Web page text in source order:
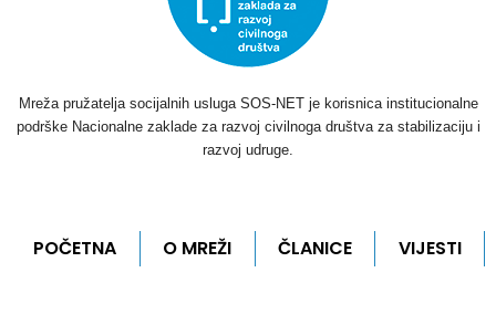
Mreža pružatelja socijalnih usluga SOS-NET je korisnica institucionalne
podrške Nacionalne zaklade za razvoj civilnoga društva za stabilizaciju i
razvoj udruge.
POČETNA O MREŽI ČLANICE VIJESTI